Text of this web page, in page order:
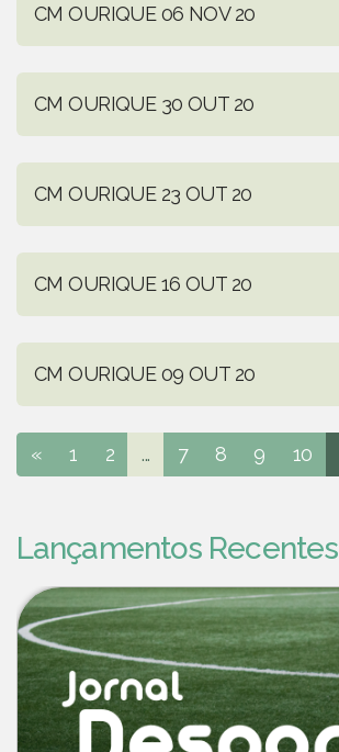
CM OURIQUE 06 NOV 20
CM OURIQUE 30 OUT 20
CM OURIQUE 23 OUT 20
CM OURIQUE 16 OUT 20
CM OURIQUE 09 OUT 20
« 1 2 ... 7 8 9 10
Lançamentos Recentes